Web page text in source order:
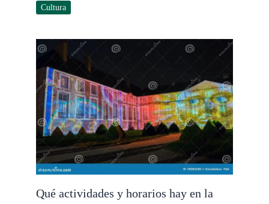
Cultura
Qué actividades y horarios hay en la